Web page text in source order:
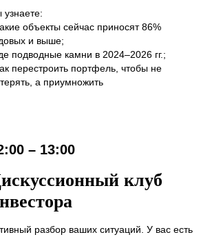
узнаете:
объекты сейчас приносят 86%
и выше;
подводные камни в 2024–2026 гг.;
перестроить портфель, чтобы не
а приумножить
– 13:00
клуб
разбор ваших ситуаций. У вас есть